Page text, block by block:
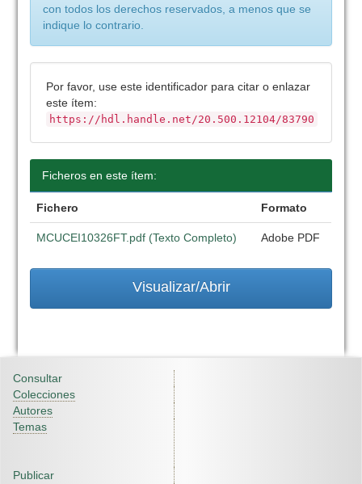
con todos los derechos reservados, a menos que se
indique lo contrario.
Por favor, use este identificador para citar o enlazar
este ítem:
https://hdl.handle.net/20.500.12104/83790
Ficheros en este ítem:
Fichero Formato
MCUCEI10326FT.pdf (Texto Completo) Adobe PDF
Visualizar/Abrir
Consultar
Colecciones
Autores
Temas
Publicar